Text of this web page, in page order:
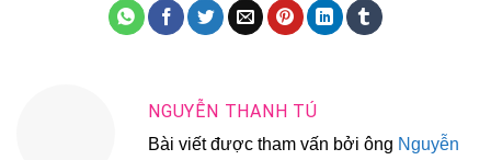
NGUYỄN THANH TÚ
Bài viết được tham vấn bởi ông Nguyễn